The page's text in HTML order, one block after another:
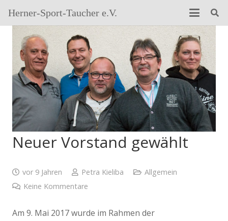
Herner-Sport-Taucher e.V.
Neuer Vorstand gewählt
vor 9 Jahren Petra Kieliba
Allgemein
Keine Kommentare
Am 9. Mai 2017 wurde im Rahmen der